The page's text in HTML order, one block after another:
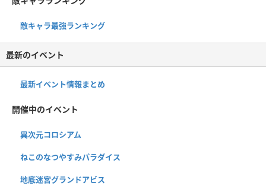
敵キャラ最強ランキング
最新のイベント
最新イベント情報まとめ
開催中のイベント
異次元コロシアム
ねこのなつやすみパラダイス
地底迷宮グランドアビス